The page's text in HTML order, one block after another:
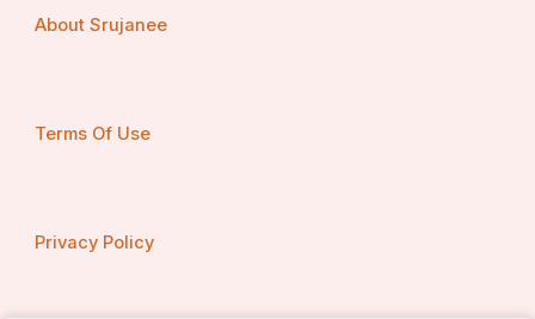
About Srujanee
Terms Of Use
Privacy Policy